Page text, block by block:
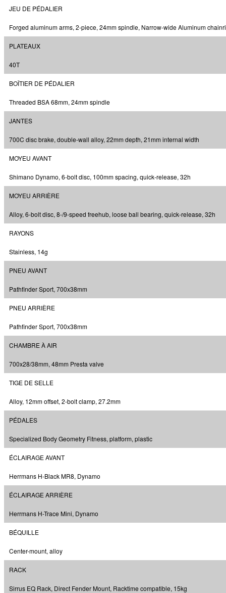
JEU DE PÉDALIER
Forged aluminum arms, 2-piece, 24mm spindle, Narrow-wide Aluminum
PLATEAUX
40T
BOÎTIER DE PÉDALIER
Threaded BSA 68mm, 24mm spindle
JANTES
700C disc brake, double-wall alloy, 22mm depth, 21mm internal width
MOYEU AVANT
Shimano Dynamo, 6-bolt disc, 100mm spacing, quick-release, 32h
MOYEU ARRIÈRE
Alloy, 6-bolt disc, 8-/9-speed freehub, loose ball bearing, quick-release, 32h
RAYONS
Stainless, 14g
PNEU AVANT
Pathfinder Sport, 700x38mm
PNEU ARRIÈRE
Pathfinder Sport, 700x38mm
CHAMBRE À AIR
700x28/38mm, 48mm Presta valve
TIGE DE SELLE
Alloy, 12mm offset, 2-bolt clamp, 27.2mm
PÉDALES
Specialized Body Geometry Fitness, platform, plastic
ÉCLAIRAGE AVANT
Herrmans H-Black MR8, Dynamo
ÉCLAIRAGE ARRIÈRE
Herrmans H-Trace Mini, Dynamo
BÉQUILLE
Center-mount, alloy
RACK
Sirrus EQ Rack, Direct Fender Mount, Racktime compatible, 15kg